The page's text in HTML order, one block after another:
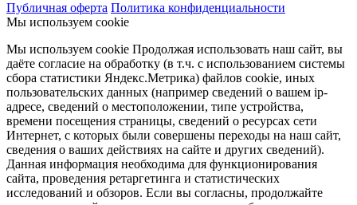
Публичная оферта Политика конфиденциальности
Мы используем cookie
Мы используем cookie Продолжая использовать наш cайт, вы
даёте согласие на обработку (в т.ч. с использованием системы
сбора статистики Яндекс.Метрика) файлов cookie, иных
пользовательских данных (например сведений о вашем ip-
адресе, сведений о местоположении, типе устройства,
времени посещения страницы, сведений о ресурсах сети
Интернет, с которых были совершены переходы на наш сайт,
сведения о ваших действиях на сайте и других сведений).
Данная информация необходима для функционирования
сайта, проведения ретаргетинга и статистических
исследований и обзоров. Если вы согласны, продолжайте